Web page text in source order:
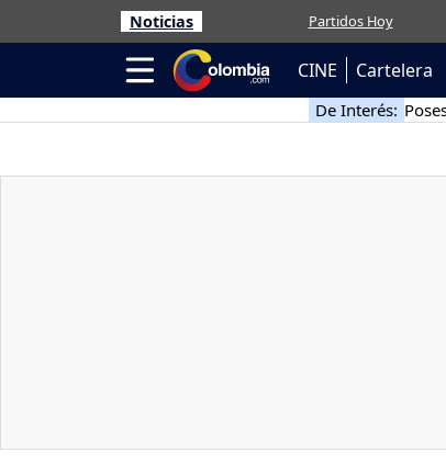
Noticias Partidos Hoy
CINE Cartelera
De Interés: